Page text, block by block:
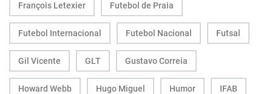
François Letexier Futebol de Praia
Futebol Internacional Futebol Nacional Futsal
Gil Vicente GLT Gustavo Correia
Howard Webb Hugo Miguel Humor IFAB